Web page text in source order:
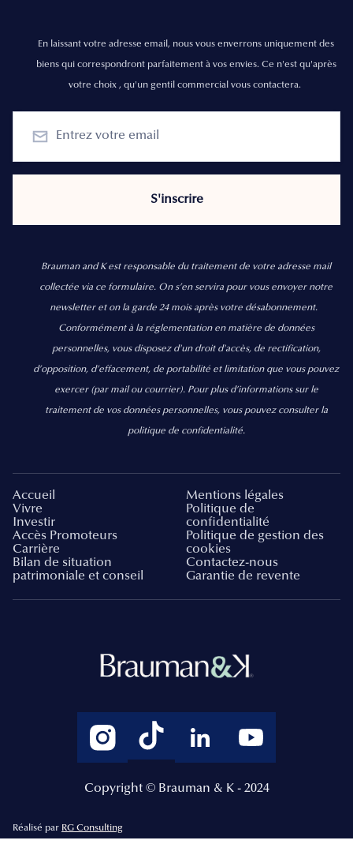
En laissant votre adresse email, nous vous enverrons uniquement des
biens qui correspondront parfaitement à vos envies. Ce n'est qu'après
votre choix , qu'un gentil commercial vous contactera.
Brauman and K est responsable du traitement de votre adresse mail
collectée via ce formulaire. On s’en servira pour vous envoyer notre
newsletter et on la garde 24 mois après votre désabonnement.
Conformément à la réglementation en matière de données
personnelles, vous disposez d'un droit d'accès, de rectification,
d’opposition, d’effacement, de portabilité et limitation que vous pouvez
exercer (par mail ou courrier). Pour plus d’informations sur le
traitement de vos données personnelles, vous pouvez consulter la
politique de confidentialité.
Accueil
Vivre
Investir
Accès Promoteurs
Carrière
Bilan de situation
patrimoniale et conseil
Mentions légales
Politique de
confidentialité
Politique de gestion des
cookies
Contactez-nous
Garantie de revente
Copyright © Brauman & K - 2024
Réalisé par RG Consulting